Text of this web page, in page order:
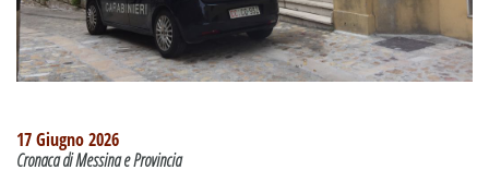
17 Giugno 2026
Cronaca di Messina e Provincia